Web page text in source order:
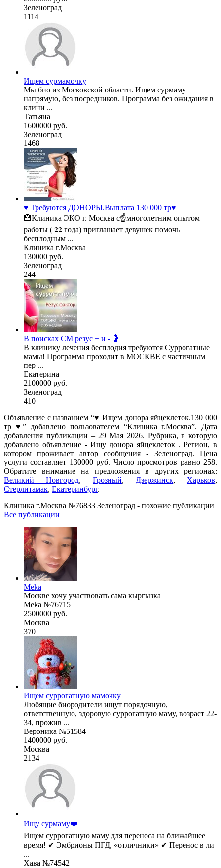
Зеленоград
1114
Ищем сурмамочку
Мы био из Московской области. Ищем сурмаму
напрямую, без посредников. Программа без ожидания в
клини ...
Татьяна
1600000 руб.
Зеленоград
1468
♥️ Требуются ДОНОРЫ.Выплата 130 000 тр♥️
🏩Клиника ЭКО г. Москва с☝многолетним опытом
работы ( 𝟐𝟐 года) приглашает девушек помочь
бесплодным ...
Клиника г.Москва
130000 руб.
Зеленоград
244
В поисках СМ резус + и - 🤰
В клинику лечения бесплодия требуются Суррогатные
мамы! Программа проходит в МОСКВЕ с частичным
пер ...
Екатерина
2100000 руб.
Зеленоград
410
Объявление с названием “♥️ Ищем донора яйцеклеток.130 000
тр ♥️” добавлено пользователем “Клиника г.Москва”. Дата
добавления публикации – 29 Мая 2026. Рубрика, в которую
добавлено объявление - Ищу донора яйцеклеток . Регион, в
котором проживает автор сообщения - Зеленоград. Цена
услуги составляет 130000 руб. Число просмотров равно 258.
Обратите внимание на предложения в других регионах:
Великий Новгород, Грозный, Дзержинск, Харьков,
Стерлитамак, Екатеринбург.
Клиника г.Москва №76833 Зеленоград - похожие публикации
Все публикации
Meka
Москве хочу участвовать сама кыргызка
Meka №76715
2500000 руб.
Москва
370
Ищем суррогатную мамочку
Любящие биородители ищут порядочную,
ответственную, здоровую суррогатную маму, возраст 22-
34, прожив ...
Вероника №51584
1400000 руб.
Москва
2134
Ищу сурмаму❤️
Ищем суррогатную маму для переноса на ближайшее
время! ✔ Эмбрионы ПГД, «отличники» ✔ Перенос в ли
...
Хава №74542